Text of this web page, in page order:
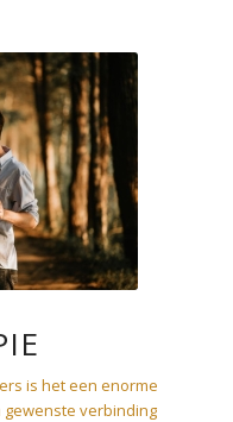
is het een enorme
verbinding